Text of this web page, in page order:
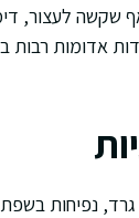
שקשה לעצור,
אדומות רבות
נפיחות